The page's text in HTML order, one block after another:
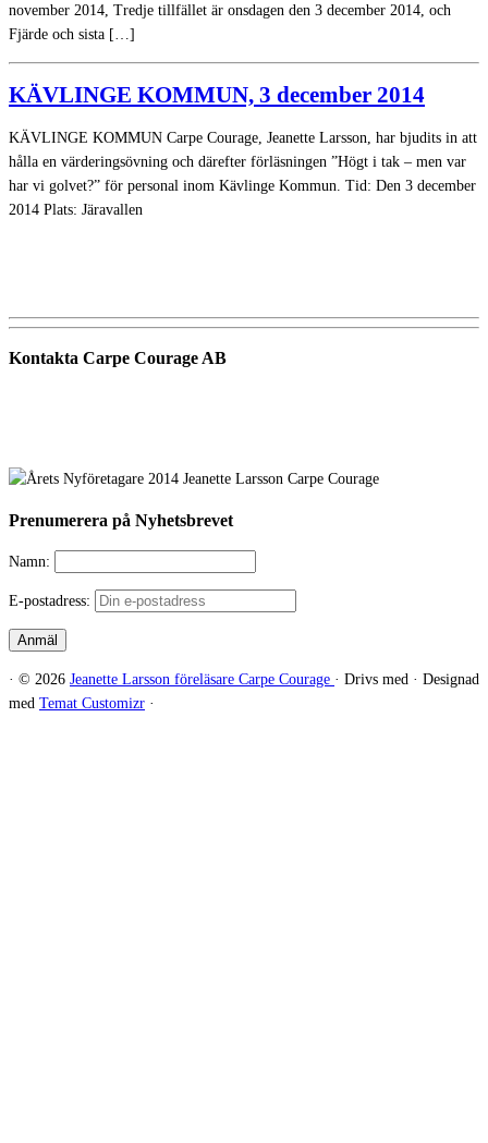
november 2014, Tredje tillfället är onsdagen den 3 december 2014, och
Fjärde och sista […]
KÄVLINGE KOMMUN, 3 december 2014
KÄVLINGE KOMMUN Carpe Courage, Jeanette Larsson, har bjudits in att
hålla en värderingsövning och därefter förläsningen ”Högt i tak – men var
har vi golvet?” för personal inom Kävlinge Kommun. Tid: Den 3 december
2014 Plats: Järavallen
Kontakta Carpe Courage AB
Prenumerera på Nyhetsbrevet
Namn:
E-postadress:
· © 2026 Jeanette Larsson föreläsare Carpe Courage · Drivs med · Designad
med Temat Customizr ·